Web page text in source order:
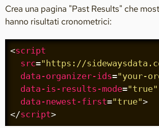
Crea una pagina "Past Results" che
hanno risultati cronometrici:
<script
src="https://
data-organizer-ids="your-
data-is-results-mode="true"
data-newest-first="true">
</script>